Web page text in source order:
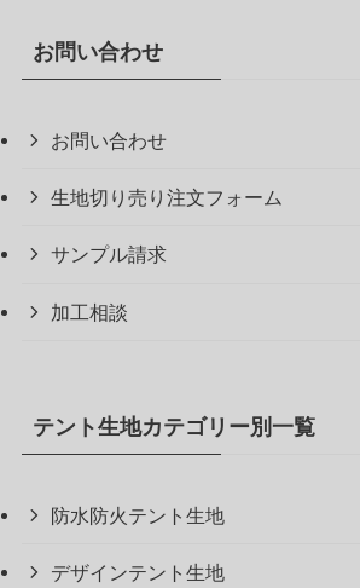
お問い合わせ
お問い合わせ
生地切り売り注文フォーム
サンプル請求
加工相談
テント生地カテゴリー別一覧
防水防火テント生地
デザインテント生地